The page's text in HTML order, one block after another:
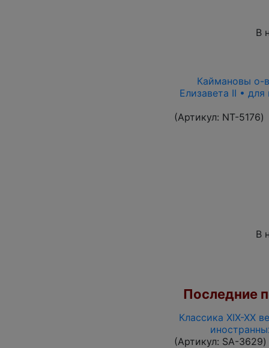
В
Каймановы о-
Елизавета II •
(Артикул: NT-5176)
В
Последние
Классика XIX-XX
(Артикул: SA-3629)